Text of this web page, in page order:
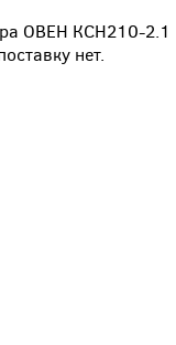
ОВЕН КСН210-2.1
нет.